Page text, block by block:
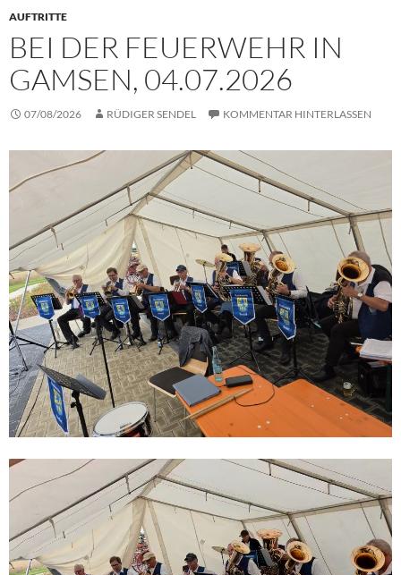
AUFTRITTE
BEI DER FEUERWEHR IN
GAMSEN, 04.07.2026
07/08/2026 RÜDIGER SENDEL KOMMENTAR HINTERLASSEN